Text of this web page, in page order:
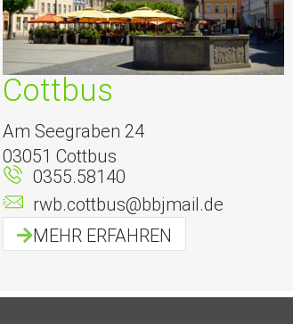
Cottbus
Am Seegraben 24
03051 Cottbus
0355.58140
rwb.cottbus@bbjmail.de
MEHR ERFAHREN